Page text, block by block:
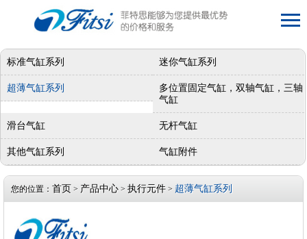
标准气缸系列 迷你气缸系列
超薄气缸系列
多位置固定气缸，双轴气缸，三轴
气缸
滑台气缸 无杆气缸
其他气缸系列 气缸附件
您的位置： 首页 > 产品中心 > 执行元件 > 超薄气缸系列